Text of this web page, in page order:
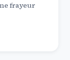
frayeur